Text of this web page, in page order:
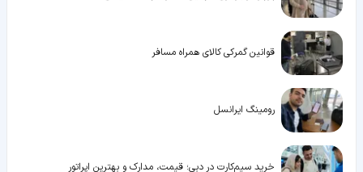
قوانین گمرکی کالای همراه مسافر
رومینگ ایرانسل
خرید سیم‌کارت در دبی؛ قیمت، مدارک و بهترین اپراتور